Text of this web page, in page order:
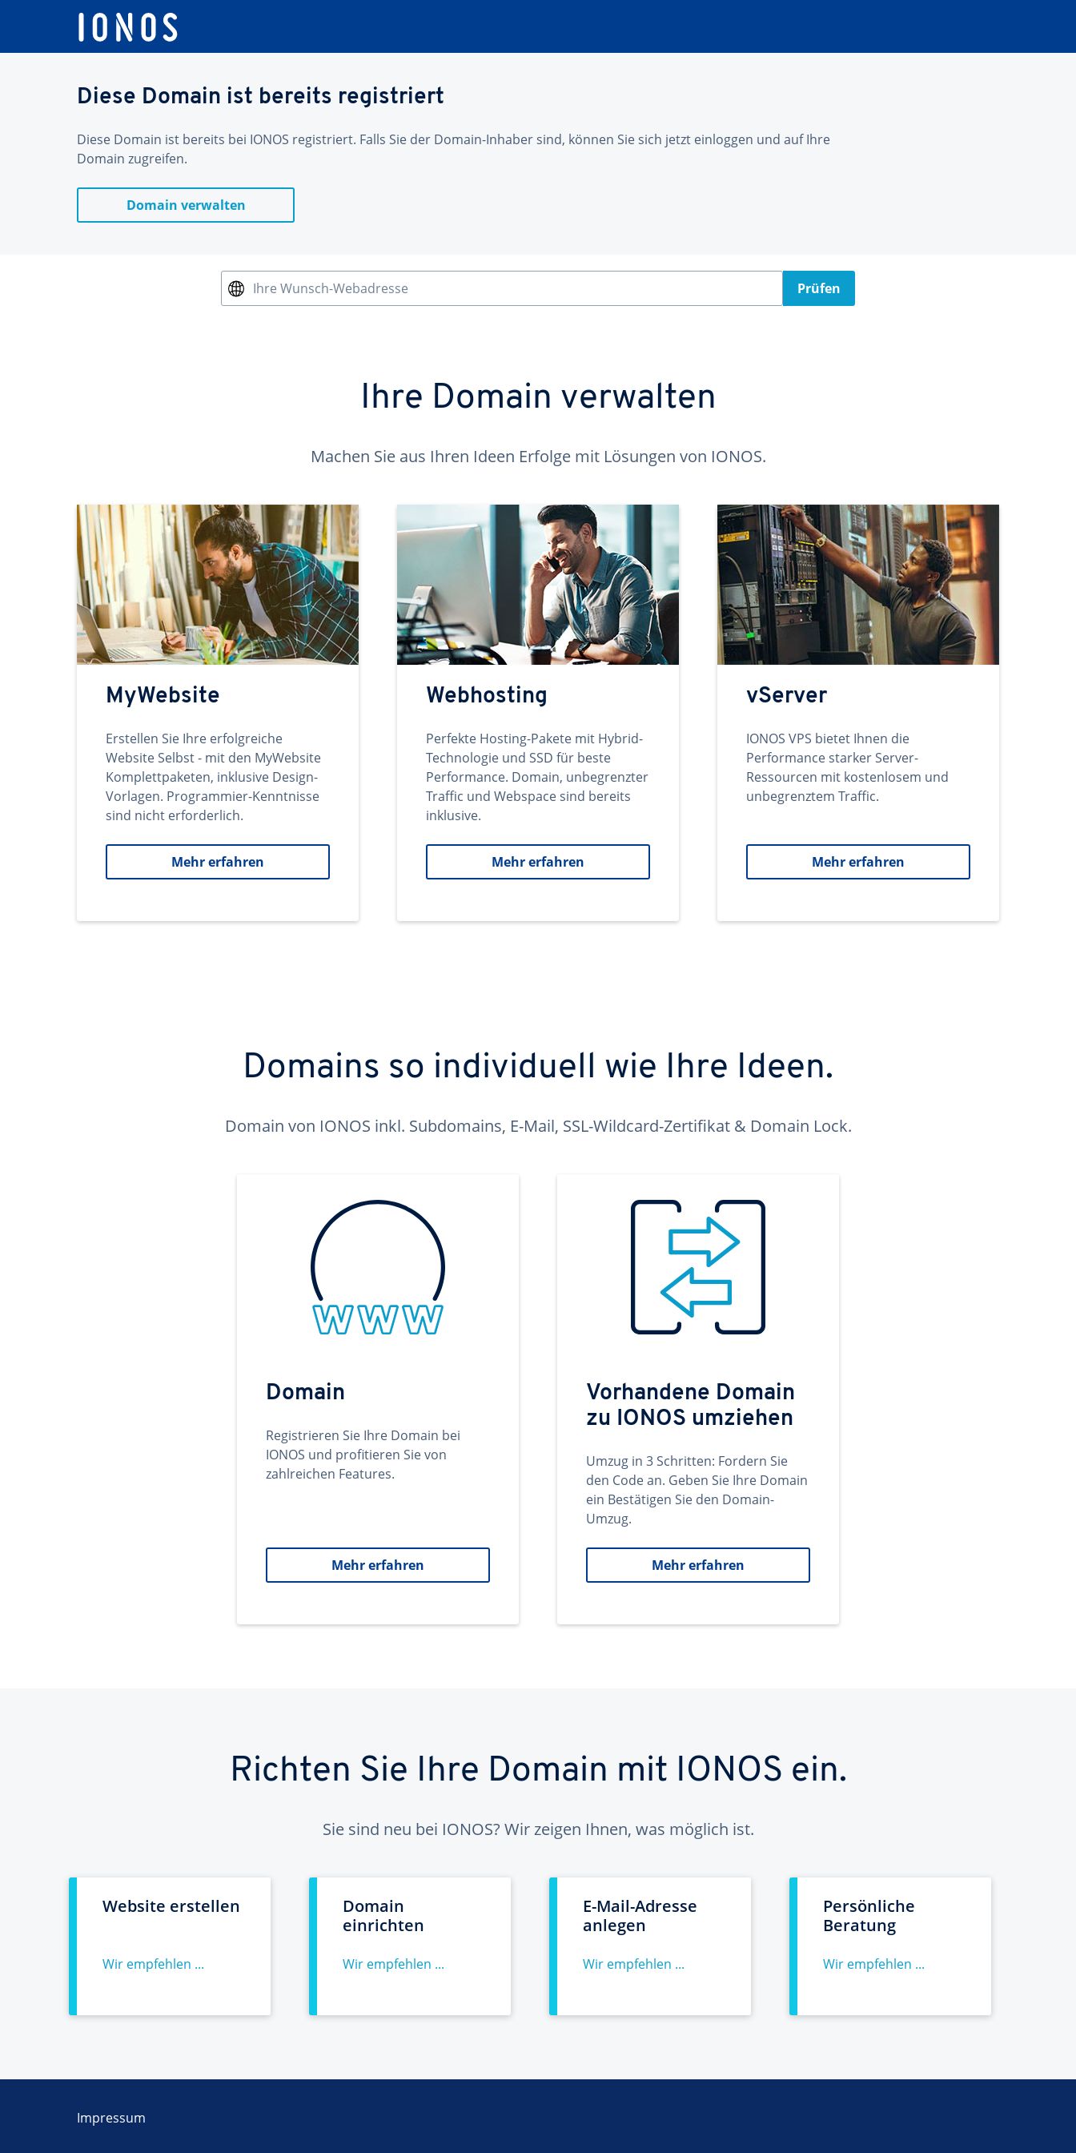
Diese Domain ist bereits registriert
Diese Domain ist bereits bei IONOS registriert. Falls Sie der Domain-Inhaber sind, können Sie sich jetzt einloggen und auf Ihre
Domain zugreifen.
Domain verwalten
Ihre Wunsch-Webadresse Prüfen
Ihre Domain verwalten
Machen Sie aus Ihren Ideen Erfolge mit Lösungen von IONOS.
MyWebsite
Erstellen Sie Ihre erfolgreiche
Website Selbst - mit den MyWebsite
Komplettpaketen, inklusive Design-
Vorlagen. Programmier-Kenntnisse
sind nicht erforderlich.
Mehr erfahren
Webhosting
Perfekte Hosting-Pakete mit Hybrid-
Technologie und SSD für beste
Performance. Domain, unbegrenzter
Traffic und Webspace sind bereits
inklusive.
Mehr erfahren
vServer
IONOS VPS bietet Ihnen die
Performance starker Server-
Ressourcen mit kostenlosem und
unbegrenztem Traffic.
Mehr erfahren
Domains so individuell wie Ihre Ideen.
Domain von IONOS inkl. Subdomains, E-Mail, SSL-Wildcard-Zertifikat & Domain Lock.
Domain
Registrieren Sie Ihre Domain bei
IONOS und profitieren Sie von
zahlreichen Features.
Mehr erfahren
Vorhandene Domain
zu IONOS umziehen
Umzug in 3 Schritten: Fordern Sie
den Code an. Geben Sie Ihre Domain
ein Bestätigen Sie den Domain-
Umzug.
Mehr erfahren
Richten Sie Ihre Domain mit IONOS ein.
Sie sind neu bei IONOS? Wir zeigen Ihnen, was möglich ist.
Website erstellen
Wir empfehlen ...
Domain
einrichten
Wir empfehlen ...
E-Mail-Adresse
anlegen
Wir empfehlen ...
Persönliche
Beratung
Wir empfehlen ...
Impressum